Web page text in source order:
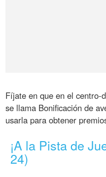
Fíjate en que en el centro-
se llama Bonificación de
usarla para obtener
¡A la Pista de
24)